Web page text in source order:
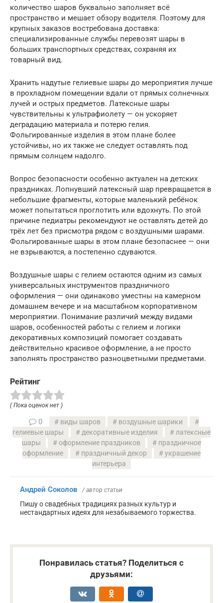
количество шаров буквально заполняет всё
пространство и мешает обзору водителя. Поэтому для
крупных заказов востребована доставка:
специализированные службы перевозят шары в
больших транспортных средствах, сохраняя их
товарный вид.
Хранить надутые гелиевые шары до мероприятия лучше
в прохладном помещении вдали от прямых солнечных
лучей и острых предметов. Латексные шары
чувствительны к ультрафиолету — он ускоряет
деградацию материала и потерю гелия.
Фольгированные изделия в этом плане более
устойчивы, но их также не следует оставлять под
прямым солнцем надолго.
Вопрос безопасности особенно актуален на детских
праздниках. Лопнувший латексный шар превращается в
небольшие фрагменты, которые маленький ребёнок
может попытаться проглотить или вдохнуть. По этой
причине педиатры рекомендуют не оставлять детей до
трёх лет без присмотра рядом с воздушными шарами.
Фольгированные шары в этом плане безопаснее — они
не взрываются, а постепенно сдуваются.
Воздушные шары с гелием остаются одним из самых
универсальных инструментов праздничного
оформления — они одинаково уместны на камерном
домашнем вечере и на масштабном корпоративном
мероприятии. Понимание различий между видами
шаров, особенностей работы с гелием и логики
декоративных композиций помогает создавать
действительно красивое оформление, а не просто
заполнять пространство разноцветными предметами.
Рейтинг
( Пока оценок нет )
0 виды шаров
воздушные шарики
гелиевые шары
декоративные изделия
латексные
шары
оформление праздников
праздничное
оформление
праздничный декор
украшение
интерьера
Андрей Соколов / автор статьи
Пишу о свадебных традициях разных культур и
нестандартных идеях для незабываемого торжества.
Понравилась статья? Поделиться с
друзьями: